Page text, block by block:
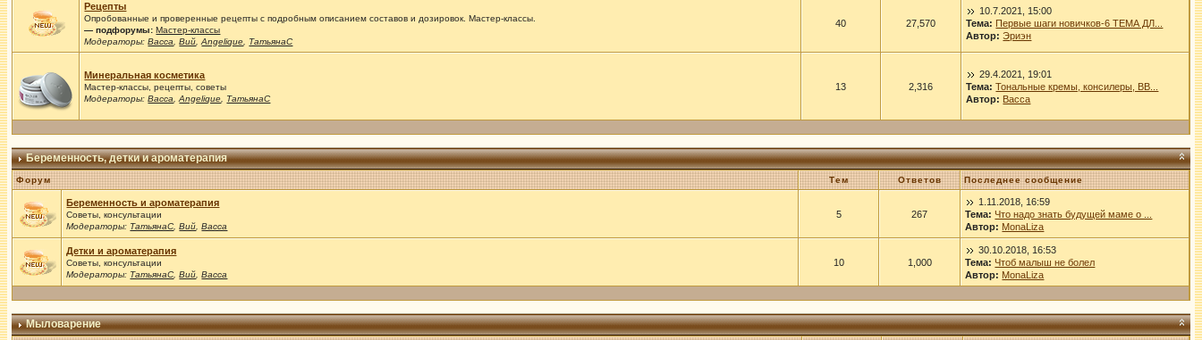
Рецепты
Опробованные и проверенные рецепты с подробным описанием составов и дозировок. Мастер-классы.
— подфорумы: Мастер-классы
Модераторы:Васса ,Вий ,Angelique ТатьянаС
40 27,570
10.7.2021, 15:00
Тема: Первые шаги новичков-6 ТЕМА ДЛ...
Автор: Эриэн
Минеральная косметика
Мастер-классы, рецепты, советы
Модераторы:Васса ,Angelique ТатьянаС
13 2,316
29.4.2021, 19:01
Тема: Тональные кремы, консилеры, ВВ...
Автор: Васса
Беременность, детки и ароматерапия
Форум Тем Ответов Последнее сообщение
Беременность и ароматерапия
Советы, консультации
Модераторы: ТатьянаС ,Вий ,Васса
5 267
1.11.2018, 16:59
Тема: Что надо знать будущей маме о ...
Автор: MonaLiza
Детки и ароматерапия
Советы, консультации
Модераторы: ТатьянаС ,Вий ,Васса
10 1,000
30.10.2018, 16:53
Тема: Чтоб малыш не болел
Автор: MonaLiza
Мыловарение